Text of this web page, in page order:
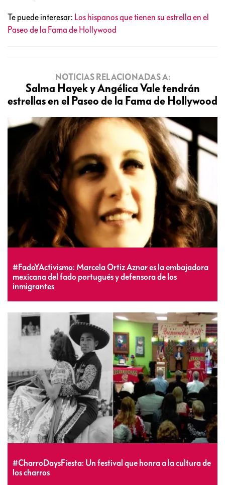
Te puede interesar: Los hispanos que tienen su estrella en el
Paseo de la Fama de Hollywood
NOTICIAS RELACIONADAS A:
Salma Hayek y Angélica Vale tendrán
estrellas en el Paseo de la Fama de Hollywood
#FadoYActivismo: Marcela Ortiz Aznar es la embajadora
mexicana del fado portugués y defensora de los
inmigrantes
#CharroDaysFiesta: Un festival que honra a la cultura de
los charros